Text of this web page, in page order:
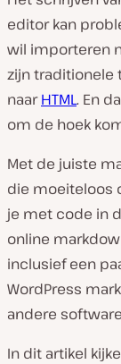
editor kan
wil importeren
zijn traditionele
naarHTML. En
om de hoek
Met de juiste
die moeiteloos
je met code in
online
inclusief een
WordPress
andere
In dit artikel